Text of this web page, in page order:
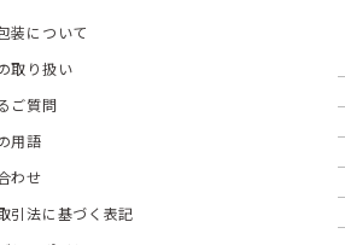
装について
取り扱い
ご質問
用語
わせ
引法に基づく表記